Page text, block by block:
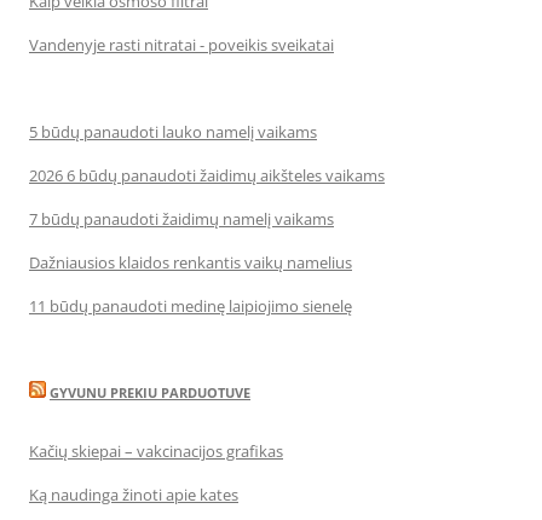
Vandenyje rasti nitratai - poveikis sveikatai
5 būdų panaudoti lauko namelį vaikams
2026 6 būdų panaudoti žaidimų aikšteles vaikams
7 būdų panaudoti žaidimų namelį vaikams
Dažniausios klaidos renkantis vaikų namelius
11 būdų panaudoti medinę laipiojimo sienelę
GYVUNU PREKIU PARDUOTUVE
Kačių skiepai – vakcinacijos grafikas
Ką naudinga žinoti apie kates